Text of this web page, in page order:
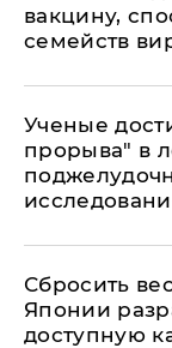
вакцину,
семейств
Ученые
прорыва" в
Сбросить
Японии
доступную